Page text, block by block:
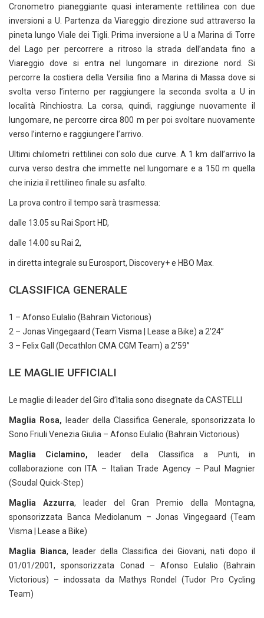
Cronometro pianeggiante quasi interamente rettilinea con due
inversioni a U. Partenza da Viareggio direzione sud attraverso la
pineta lungo Viale dei Tigli. Prima inversione a U a Marina di Torre
del Lago per percorrere a ritroso la strada dell’andata fino a
Viareggio dove si entra nel lungomare in direzione nord. Si
percorre la costiera della Versilia fino a Marina di Massa dove si
svolta verso l’interno per raggiungere la seconda svolta a U in
località Rinchiostra. La corsa, quindi, raggiunge nuovamente il
lungomare, ne percorre circa 800 m per poi svoltare nuovamente
verso l’interno e raggiungere l’arrivo.
Ultimi chilometri rettilinei con solo due curve. A 1 km dall’arrivo la
curva verso destra che immette nel lungomare e a 150 m quella
che inizia il rettilineo finale su asfalto.
La prova contro il tempo sarà trasmessa:
dalle 13.05 su Rai Sport HD,
dalle 14.00 su Rai 2,
in diretta integrale su Eurosport, Discovery+ e HBO Max.
CLASSIFICA GENERALE
1 – Afonso Eulalio (Bahrain Victorious)
2 – Jonas Vingegaard (Team Visma | Lease a Bike) a 2’24”
3 – Felix Gall (Decathlon CMA CGM Team) a 2’59”
LE MAGLIE UFFICIALI
Le maglie di leader del Giro d’Italia sono disegnate da CASTELLI
Maglia Rosa, leader della Classifica Generale, sponsorizzata Io
Sono Friuli Venezia Giulia – Afonso Eulalio (Bahrain Victorious)
Maglia Ciclamino, leader della Classifica a Punti, in
collaborazione con ITA – Italian Trade Agency – Paul Magnier
(Soudal Quick-Step)
Maglia Azzurra, leader del Gran Premio della Montagna,
sponsorizzata Banca Mediolanum – Jonas Vingegaard (Team
Visma | Lease a Bike)
Maglia Bianca, leader della Classifica dei Giovani, nati dopo il
01/01/2001, sponsorizzata Conad – Afonso Eulalio (Bahrain
Victorious) – indossata da Mathys Rondel (Tudor Pro Cycling
Team)